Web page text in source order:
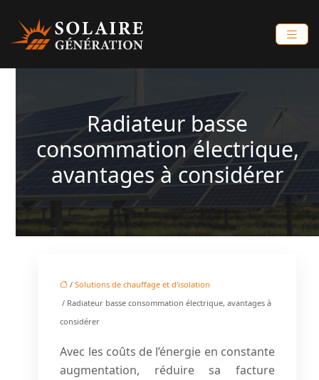
Radiateur basse
consommation électrique,
avantages à considérer
/Solutions de chauffage et d'isolation
/ Radiateur basse consommation électrique, avantages à
considérer
Avec les coûts de l’énergie en constante
augmentation, réduire sa facture